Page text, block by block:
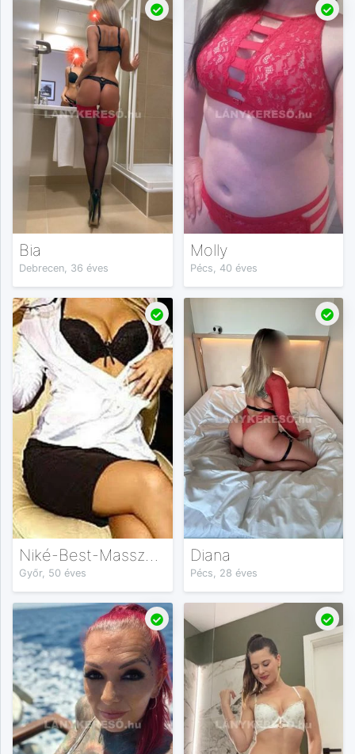
Bia
Debrecen, 36 éves
Molly
Pécs, 40 éves
Niké-Best-Masszázs
Győr, 50 éves
Diana
Pécs, 28 éves